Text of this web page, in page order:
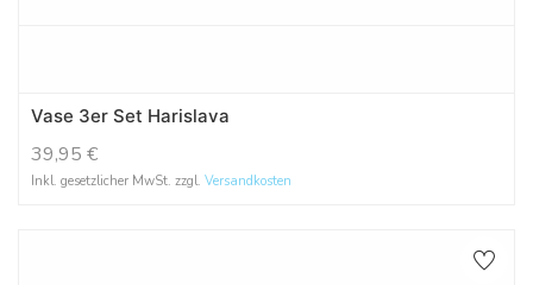
Vase 3er Set Harislava
39,95 €
Inkl. gesetzlicher MwSt. zzgl. Versandkosten